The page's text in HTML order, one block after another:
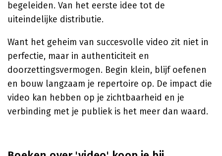
begeleiden. Van het eerste idee tot de
uiteindelijke distributie.
Want het geheim van succesvolle video zit niet in
perfectie, maar in authenticiteit en
doorzettingsvermogen. Begin klein, blijf oefenen
en bouw langzaam je repertoire op. De impact die
video kan hebben op je zichtbaarheid en je
verbinding met je publiek is het meer dan waard.